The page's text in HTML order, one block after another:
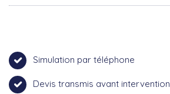
Simulation par téléphone
Devis transmis avant intervention